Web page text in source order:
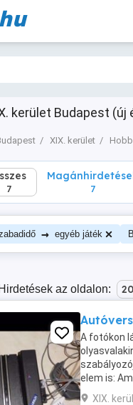
kerület Budapest
XIX. kerület
7
7 7
→ egyéb játék
Hirdetések az oldalon: 20
A fotókon
elem is:
XIX.